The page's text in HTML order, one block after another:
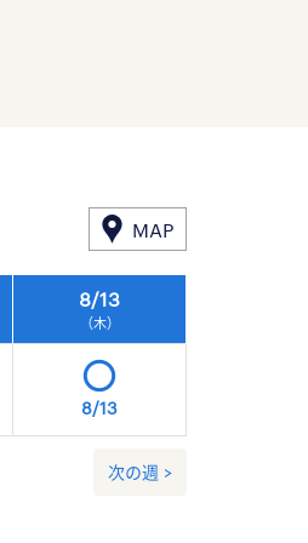
MAP
8/13
（木）
8/13
次の週 >